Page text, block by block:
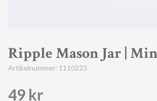
Ripple Mason Jar |
Artikelnummer: 1110223
49 kr